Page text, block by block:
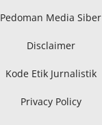
Pedoman Media Siber
Disclaimer
Kode Etik Jurnalistik
Privacy Policy